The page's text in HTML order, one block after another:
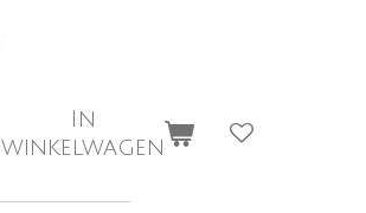
In
winkelwagen